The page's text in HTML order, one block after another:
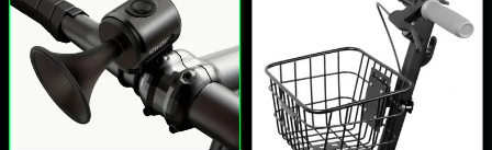
Skicka fråga